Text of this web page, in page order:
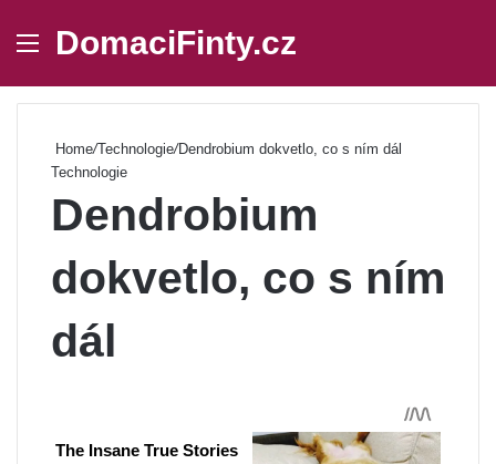
Menu
DomaciFinty.cz
Home/Technologie/Dendrobium dokvetlo, co s ním dál
Technologie
Dendrobium
dokvetlo, co s ním
dál